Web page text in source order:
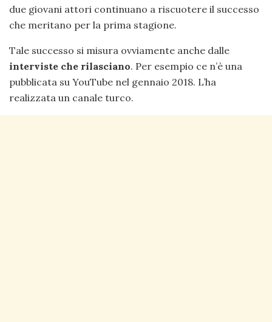
due giovani attori continuano a riscuotere il successo
che meritano per la prima stagione.
Tale successo si misura ovviamente anche dalle
interviste che rilasciano. Per esempio ce n’è una
pubblicata su YouTube nel gennaio 2018. L’ha
realizzata un canale turco.